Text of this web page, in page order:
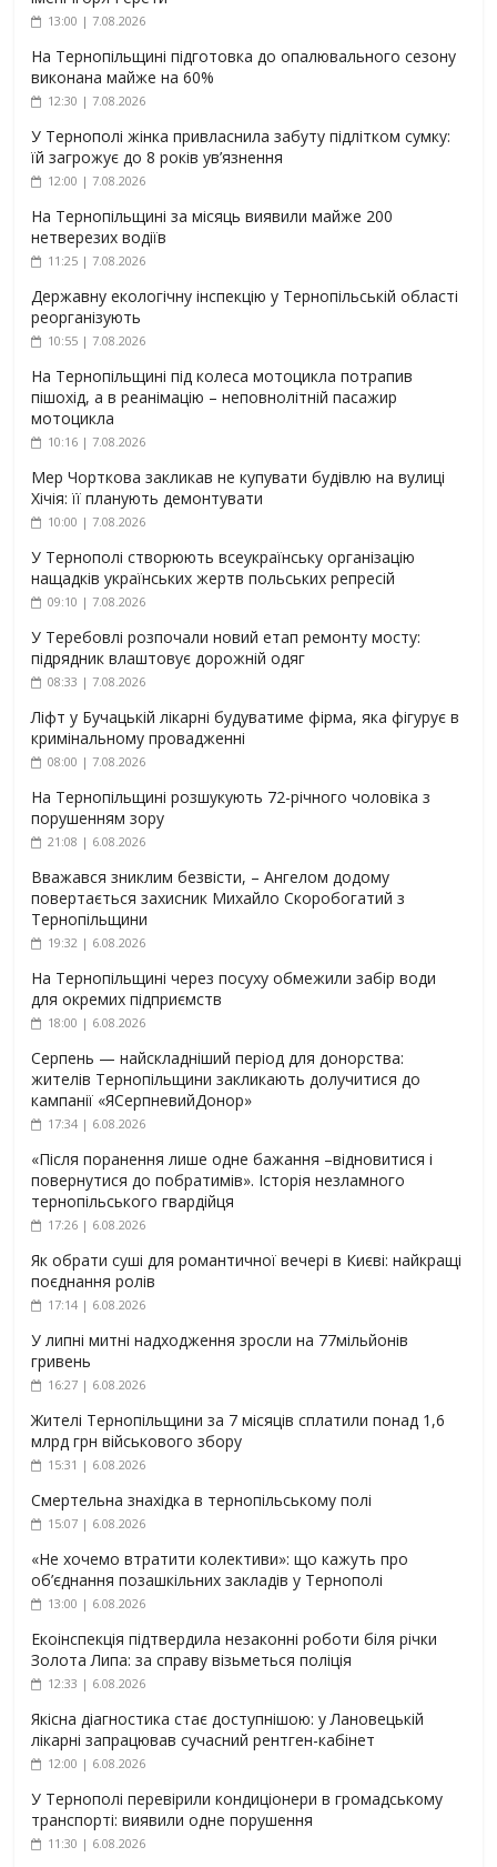
13:00 | 7.08.2026
На Тернопільщині підготовка до опалювального сезону
виконана майже на 60%
12:30 | 7.08.2026
У Тернополі жінка привласнила забуту підлітком сумку:
їй загрожує до 8 років ув’язнення
12:00 | 7.08.2026
На Тернопільщині за місяць виявили майже 200
нетверезих водіїв
11:25 | 7.08.2026
Державну екологічну інспекцію у Тернопільській області
реорганізують
10:55 | 7.08.2026
На Тернопільщині під колеса мотоцикла потрапив
пішохід, а в реанімацію – неповнолітній пасажир
мотоцикла
10:16 | 7.08.2026
Мер Чорткова закликав не купувати будівлю на вулиці
Хічія: її планують демонтувати
10:00 | 7.08.2026
У Тернополі створюють всеукраїнську організацію
нащадків українських жертв польських репресій
09:10 | 7.08.2026
У Теребовлі розпочали новий етап ремонту мосту:
підрядник влаштовує дорожній одяг
08:33 | 7.08.2026
Ліфт у Бучацькій лікарні будуватиме фірма, яка фігурує в
кримінальному провадженні
08:00 | 7.08.2026
На Тернопільщині розшукують 72-річного чоловіка з
порушенням зору
21:08 | 6.08.2026
Вважався зниклим безвісти, – Ангелом додому
повертається захисник Михайло Скоробогатий з
Тернопільщини
19:32 | 6.08.2026
На Тернопільщині через посуху обмежили забір води
для окремих підприємств
18:00 | 6.08.2026
Серпень — найскладніший період для донорства:
жителів Тернопільщини закликають долучитися до
кампанії «ЯСерпневийДонор»
17:34 | 6.08.2026
«Після поранення лише одне бажання –відновитися і
повернутися до побратимів». Історія незламного
тернопільського гвардійця
17:26 | 6.08.2026
Як обрати суші для романтичної вечері в Києві: найкращі
поєднання ролів
17:14 | 6.08.2026
У липні митні надходження зросли на 77мільйонів
гривень
16:27 | 6.08.2026
Жителі Тернопільщини за 7 місяців сплатили понад 1,6
млрд грн військового збору
15:31 | 6.08.2026
Смертельна знахідка в тернопільському полі
15:07 | 6.08.2026
«Не хочемо втратити колективи»: що кажуть про
об’єднання позашкільних закладів у Тернополі
13:00 | 6.08.2026
Екоінспекція підтвердила незаконні роботи біля річки
Золота Липа: за справу візьметься поліція
12:33 | 6.08.2026
Якісна діагностика стає доступнішою: у Лановецькій
лікарні запрацював сучасний рентген-кабінет
12:00 | 6.08.2026
У Тернополі перевірили кондиціонери в громадському
транспорті: виявили одне порушення
11:30 | 6.08.2026